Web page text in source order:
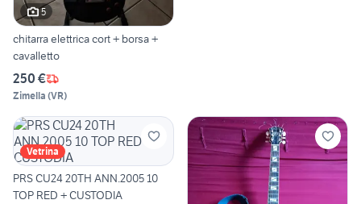
5
chitarra elettrica cort + borsa +
cavalletto
250 €
Zimella (VR)
Vetrina
PRS CU24 20TH ANN.2005 10
TOP RED + CUSTODIA